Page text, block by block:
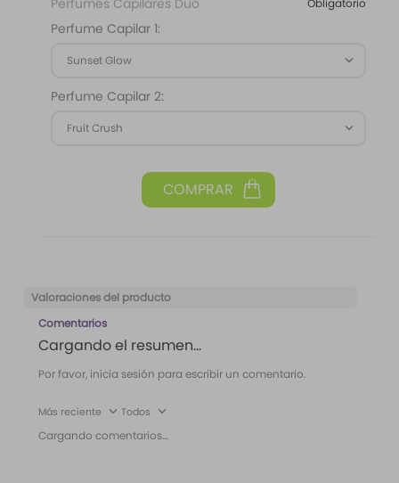
Obligatorio
Perfume Capilar 1:
Sunset Glow
Perfume Capilar 2:
Fruit Crush
Valoraciones del producto
Comentarios
Cargando el resumen…
Por favor, inicia sesión para escribir un comentario.
Más reciente Todos
Cargando comentarios…